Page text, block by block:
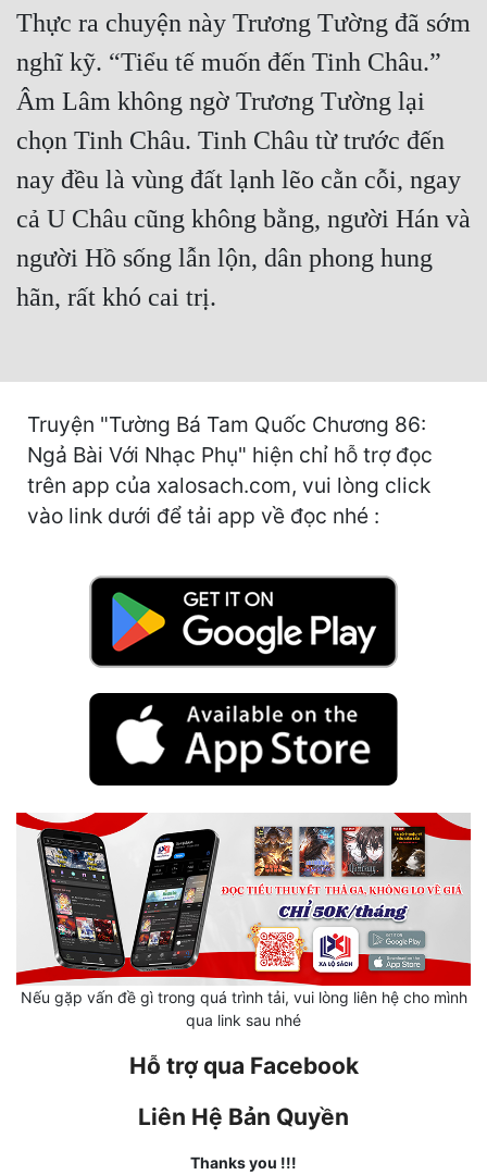
Kỳ Huyễn
Kỳ Ảo
Linh Dị
Làm Giàu
Lịch Sử
Mạt Thế
Ngược
Nữ Cường
Nữ Phụ
Sủng
Thanh Xuân
Tiên Hiệp
Tiểu Thuyết
Thực ra chuyện này Trương Tường đã sớm
nghĩ kỹ. “Tiểu tế muốn đến Tinh Châu.”
Âm Lâm không ngờ Trương Tường lại
chọn Tinh Châu. Tinh Châu từ trước đến
nay đều là vùng đất lạnh lẽo cằn cỗi, ngay
cả U Châu cũng không bằng, người Hán và
người Hồ sống lẫn lộn, dân phong hung
hãn, rất khó cai trị.
Truyện "Tường Bá Tam Quốc Chương 86:
Ngả Bài Với Nhạc Phụ" hiện chỉ hỗ trợ đọc
trên app của xalosach.com, vui lòng click
vào link dưới để tải app về đọc nhé :
Nếu gặp vấn đề gì trong quá trình tải, vui lòng liên hệ cho mình
qua link sau nhé
Hỗ trợ qua Facebook
Liên Hệ Bản Quyền
Thanks you !!!